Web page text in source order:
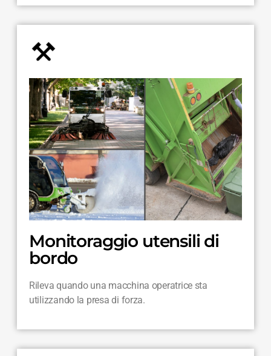
Monitoraggio utensili di
bordo
Rileva quando una macchina operatrice sta
utilizzando la presa di forza.